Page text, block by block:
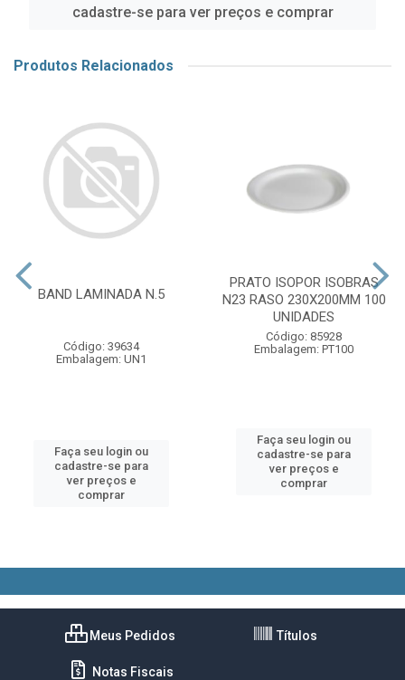
cadastre-se para ver preços e comprar
Produtos Relacionados
BAND LAMINADA N.5
Código: 39634
Embalagem: UN1
Faça seu login ou
cadastre-se para
ver preços e
comprar
PRATO ISOPOR ISOBRAS
N23 RASO 230X200MM 100
UNIDADES
Código: 85928
Embalagem: PT100
Faça seu login ou
cadastre-se para
ver preços e
comprar
Meus Pedidos Títulos
Notas Fiscais